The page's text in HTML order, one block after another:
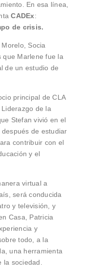
En esa línea,
CADEx:
de crisis.
Socia
que Marlene fue la
de un estudio de
principal de CLA
de la
Stefan vivió en el
de estudiar
contribuir con el
y el
virtual a
será conducida
y televisión, y
Casa, Patricia
y
todo, a la
una herramienta
sociedad.